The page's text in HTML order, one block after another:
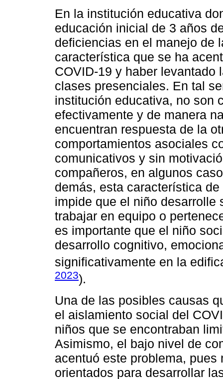
En la institución educativa
educación inicial de 3 años
deficiencias en el manejo de
característica que se ha
COVID-19 y haber
clases presenciales. En tal
institución educativa, no son
efectivamente y de manera
encuentran respuesta de la
comportamientos asociales
comunicativos y sin
compañeros, en algunos
demás, esta característica
impide que el niño desarrolle
trabajar en equipo o
es importante que el niño
desarrollo cognitivo,
significativamente en la
2023).
Una de las posibles causas
el aislamiento social del
niños que se encontraban
Asimismo, el bajo nivel de
acentuó este problema,
orientados para desarrollar